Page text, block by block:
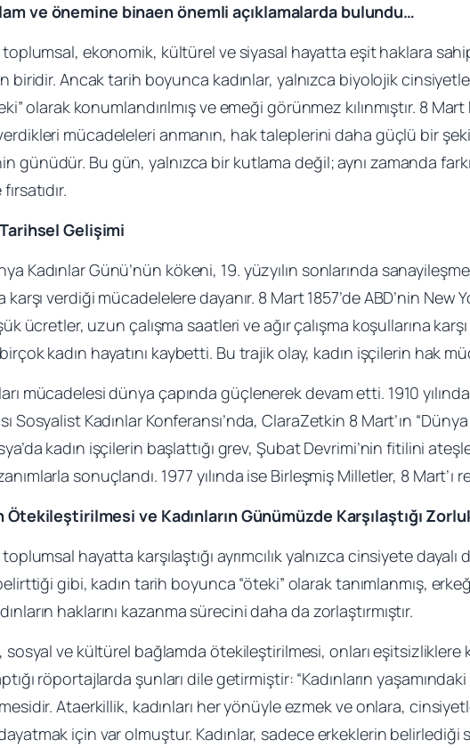
ve önemine binaen önemli açıklamalarda bulundu…
toplumsal, ekonomik, kültürel ve siyasal hayatta eşit haklara
biridir. Ancak tarih boyunca kadınlar, yalnızca biyolojik
olarak konumlandırılmış ve emeği görünmez kılınmıştır. 8
mücadeleleri anmanın, hak taleplerini daha güçlü bir
günüdür. Bu gün, yalnızca bir kutlama değil; aynı zamanda
Tarihsel Gelişimi
Kadınlar Günü’nün kökeni, 19. yüzyılın sonlarında
karşı verdiği mücadelelere dayanır. 8 Mart 1857’de ABD’nin
ücretler, uzun çalışma saatleri ve ağır çalışma koşullarına
kadın hayatını kaybetti. Bu trajik olay, kadın işçilerin hak
mücadelesi dünya çapında güçlenerek devam etti. 1910
Sosyalist Kadınlar Konferansı’nda, ClaraZetkin 8 Mart’ın
kadın işçilerin başlattığı grev, Şubat Devrimi’nin fitilini
sonuçlandı. 1977 yılında ise Birleşmiş Milletler, 8 Mart’ı
Ötekileştirilmesi ve Kadınların Günümüzde Karşılaştığı
toplumsal hayatta karşılaştığı ayrımcılık yalnızca cinsiyete
gibi, kadın tarih boyunca “öteki” olarak tanımlanmış,
haklarını kazanma sürecini daha da zorlaştırmıştır.
sosyal ve kültürel bağlamda ötekileştirilmesi, onları eşitsizliklere
röportajlarda şunları dile getirmiştir: “Kadınların
Ataerkillik, kadınları her yönüyle ezmek ve onlara,
için var olmuştur. Kadınlar, sadece erkeklerin belirlediği